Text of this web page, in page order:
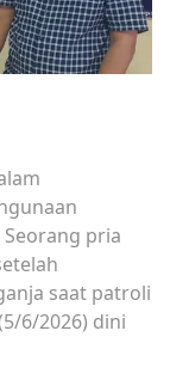
pria
saat patroli
6/2026) dini